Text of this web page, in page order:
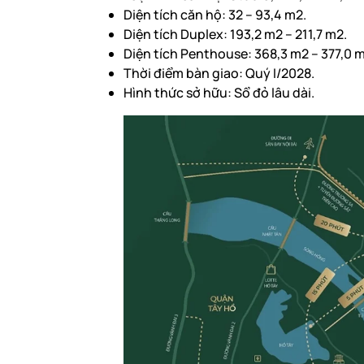
Diện tích căn hộ: 32 – 93,4 m2.
Diện tích Duplex: 193,2 m2 – 211,7 m2.
Diện tích Penthouse: 368,3 m2 – 377,0
Thời điểm bàn giao: Quý I/2028.
Hình thức sở hữu: Sổ đỏ lâu dài.